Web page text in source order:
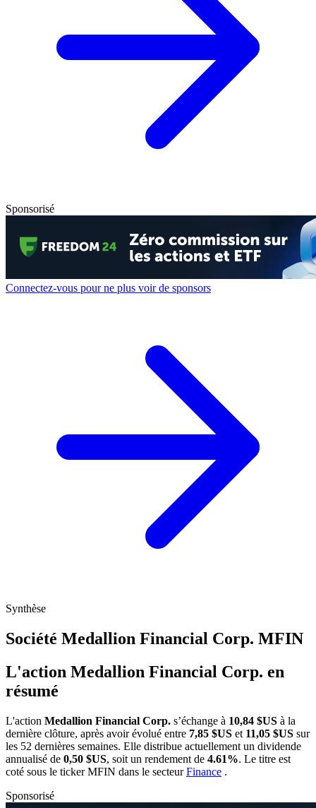
Sponsorisé
Connectez-vous pour ne plus voir de sponsors
Synthèse
Société Medallion Financial Corp. MFIN
L'action Medallion Financial Corp. en
résumé
L'action Medallion Financial Corp. s’échange à 10,84 $US à la
dernière clôture, après avoir évolué entre 7,85 $US et 11,05 $US sur
les 52 dernières semaines. Elle distribue actuellement un dividende
annualisé de 0,50 $US, soit un rendement de 4.61%. Le titre est
coté sous le tickerMFIN dans le secteurFinance .
Sponsorisé